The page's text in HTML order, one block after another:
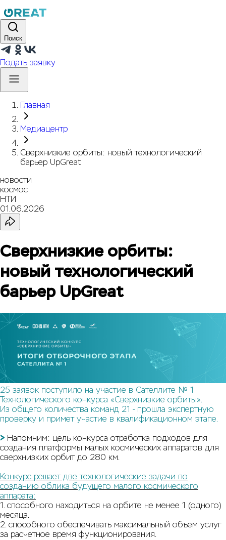
Поиск
Подать заявку
Главная
Медиацентр
Сверхнизкие орбиты: новый технологический
барьер UpGreat
новости
космос
НТИ
01.06.2026
Сверхнизкие орбиты:
новый технологический
барьер UpGreat
25 заявок поступило на участие в Сателлите № 1
Технологического конкурса «Сверхнизкие орбиты».
Из общего количества команд 21 - прошла экспертную
проверку и примет участие в квалификационном этапе.
> Напомним: цель конкурса отработка подходов для
создания платформы малых космических аппаратов для
сверхнизких орбит до 280 км.
Конкурс решает две технологические задачи по
созданию облика будущего малого космического
аппарата:
1. способного находиться на орбите не менее 1 (одного)
месяца.
2. способного обеспечивать максимальный объем услуг
за расчетное время функционирования.